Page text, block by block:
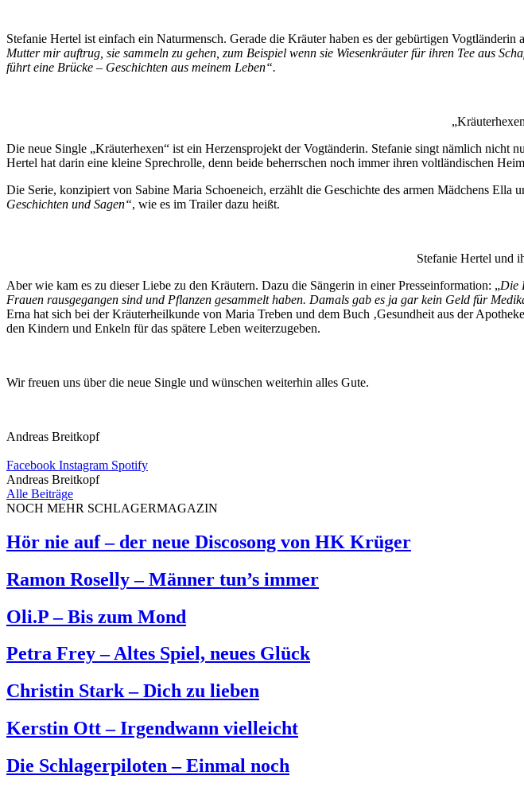
Stefanie Hertel ist einfach ein Naturmensch. Gerade die Kräuter haben es der gebürtigen Vogtländerin
Mutter mir auftrug, sie sammeln zu gehen, zum Beispiel wenn sie Wiesenkräuter für ihren Tee aus
führt eine Brücke – Geschichten aus meinem Leben“.
Die neue Single „Kräuterhexen“ ist ein Herzensprojekt der Vogtänderin. Stefanie singt nämlich nicht
Hertel hat darin eine kleine Sprechrolle, denn beide beherrschen noch immer ihren voltländischen
Die Serie, konzipiert von Sabine Maria Schoeneich, erzählt die Geschichte des armen Mädchens Ella
Geschichten und Sagen“, wie es im Trailer dazu heißt.
Stefanie Hertel und
Aber wie kam es zu dieser Liebe zu den Kräutern. Dazu die Sängerin in einer Presseinformation: „Die
Frauen rausgegangen sind und Pflanzen gesammelt haben. Damals gab es ja gar kein Geld für
Erna hat sich bei der Kräuterheilkunde von Maria Treben und dem Buch ‚Gesundheit aus der
den Kindern und Enkeln für das spätere Leben weiterzugeben.
Wir freuen uns über die neue Single und wünschen weiterhin alles Gute.
Andreas Breitkopf
Facebook Instagram Spotify
Andreas Breitkopf
Alle Beiträge
NOCH MEHR SCHLAGERMAGAZIN
Hör nie auf – der neue Discosong von HK Krüger
Ramon Roselly – Männer tun’s immer
Oli.P – Bis zum Mond
Petra Frey – Altes Spiel, neues Glück
Christin Stark – Dich zu lieben
Kerstin Ott – Irgendwann vielleicht
Die Schlagerpiloten – Einmal noch